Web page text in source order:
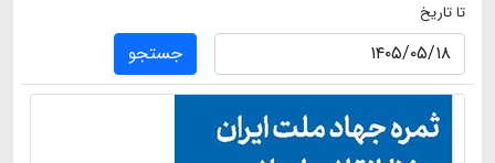
تا تاریخ
جستجو